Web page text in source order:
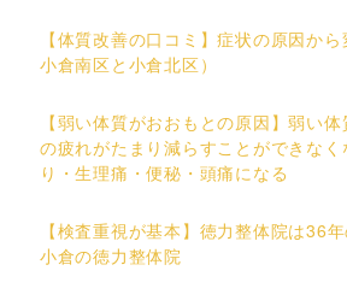
【体質改善の口コミ】症状の原因か
小倉南区と小倉北区）
【弱い体質がおおもとの原因】弱い
の疲れがたまり減らすことができなく
り・生理痛・便秘・頭痛になる
【検査重視が基本】徳力整体院は36
小倉の徳力整体院